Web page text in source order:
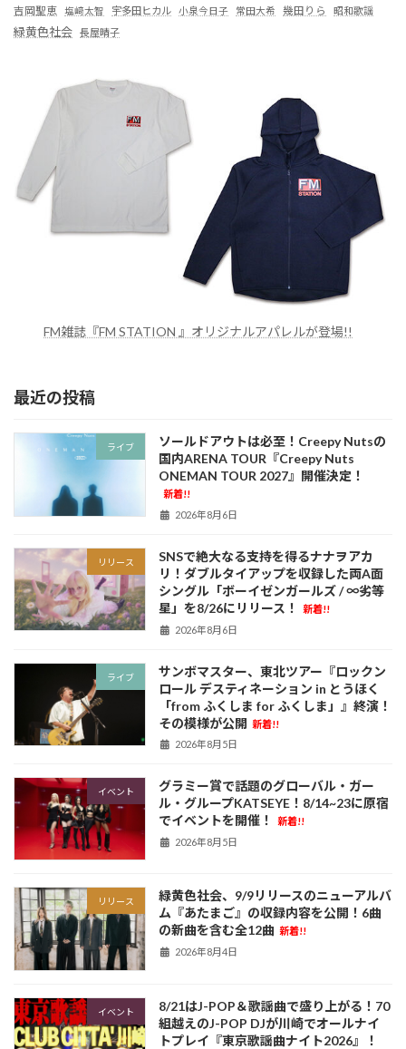
吉岡聖恵 塩﨑太智 宇多田ヒカル 小泉今日子 常田大希 幾田りら 昭和歌謡
緑黄色社会 長屋晴子
FM雑誌『FM STATION 』オリジナルアパレルが登場!!
最近の投稿
ライブ
ソールドアウトは必至！Creepy Nutsの
国内ARENA TOUR『Creepy Nuts
ONEMAN TOUR 2027』開催決定！
新着!!
2026年8月6日
リリース
SNSで絶大なる支持を得るナナヲアカ
リ！ダブルタイアップを収録した両A面
シングル「ボーイゼンガールズ / ∞劣等
星」を8/26にリリース！
新着!!
2026年8月6日
ライブ
サンボマスター、東北ツアー『ロックン
ロール デスティネーション in とうほく
「from ふくしま for ふくしま」』終演！
その模様が公開 新着!!
2026年8月5日
イベント
グラミー賞で話題のグローバル・ガー
ル・グループKATSEYE！8/14~23に原宿
でイベントを開催！
新着!!
2026年8月5日
リリース
緑黄色社会、9/9リリースのニューアルバ
ム『あたまご』の収録内容を公開！6曲
の新曲を含む全12曲 新着!!
2026年8月4日
イベント
8/21はJ-POP＆歌謡曲で盛り上がる！70
組越えのJ-POP DJが川崎でオールナイ
トプレイ『東京歌謡曲ナイト2026』！